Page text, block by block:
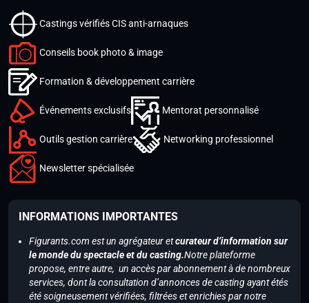
Castings vérifiés CIS anti-arnaques
Conseils book photo & image
Formation & développement carrière
Événements exclusifs Mentorat personnalisé
Outils gestion carrière Networking professionnel
Newsletter spécialisée
INFORMATIONS IMPORTANTES
Figurants.com est un agrégateur etcurateur d’information sur
le monde du spectacle et du casting.Notre plateforme
propose, entre autre, un accès par abonnement à de nombreux
services, dont la consultation d’annonces de casting ayant étés
été soigneusement vérifiées, filtrées et enrichies par notre